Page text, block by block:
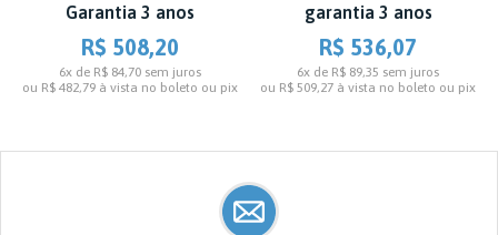
Garantia 3 anos
R$ 508,20
6x de R$ 84,70 sem juros
ou R$ 482,79 à vista no boleto ou pix
garantia 3 anos
R$ 536,07
6x de R$ 89,35 sem juros
ou R$ 509,27 à vista no boleto ou pix